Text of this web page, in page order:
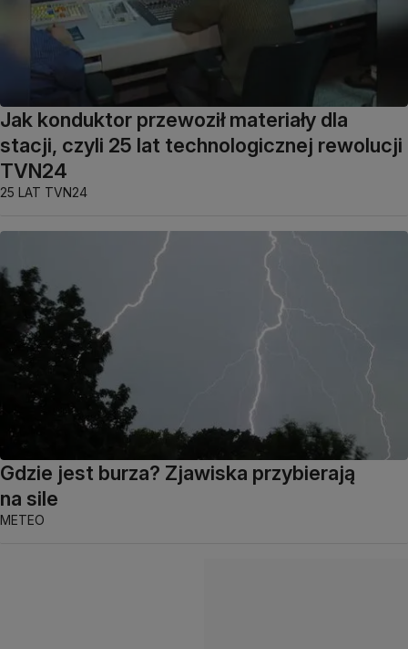
Jak konduktor przewoził materiały dla
stacji, czyli 25 lat technologicznej rewolucji
TVN24
25 LAT TVN24
Gdzie jest burza? Zjawiska przybierają
na sile
METEO